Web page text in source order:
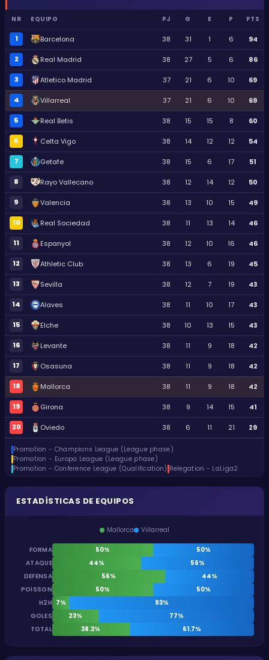
NR EQUIPO PJ G E P PTS
1 Barcelona 38 31 1 6 94
2 Real Madrid 38 27 5 6 86
3 Atletico Madrid 37 21 6 10 69
4 Villarreal 37 21 6 10 69
5 Real Betis 38 15 15 8 60
6 Celta Vigo 38 14 12 12 54
7 Getafe 38 15 6 17 51
8 Rayo Vallecano 38 12 14 12 50
9 Valencia 38 13 10 15 49
10 Real Sociedad 38 11 13 14 46
11 Espanyol 38 12 10 16 46
12 Athletic Club 38 13 6 19 45
13 Sevilla 38 12 7 19 43
14 Alaves 38 11 10 17 43
15 Elche 38 10 13 15 43
16 Levante 38 11 9 18 42
17 Osasuna 38 11 9 18 42
18 Mallorca 38 11 9 18 42
19 Girona 38 9 14 15 41
20 Oviedo 38 6 11 21 29
Promotion - Champions League (League phase)
Promotion - Europa League (League phase)
Promotion - Conference League (Qualification) Relegation - LaLiga2
ESTADÍSTICAS DE EQUIPOS
Mallorca Villarreal
FORMA 50%
50%
ATAQUE
44%
56%
DEFENSA
56%
44%
POISSON
50%
50%
H2H 7%
93%
GOLES
23%
77%
TOTAL
38.3% 61.7%